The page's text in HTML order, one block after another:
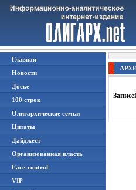
Главная
Новости
Досье
100 строк
Олигархические семьи
Цитаты
Дайджест
Организованная власть
Face-control
VIP